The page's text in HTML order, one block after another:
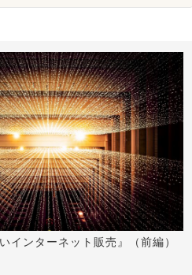
インターネット販売』（前編）